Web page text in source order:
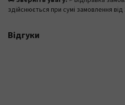
здійснюється при сумі замовлення від
Відгуки